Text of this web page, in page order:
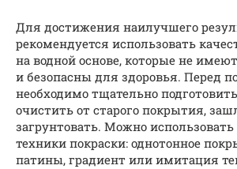
Для достижения наилучшего
рекомендуется использовать
на водной основе, которые не
и безопасны для здоровья. Перед
необходимо тщательно
очистить от старого покрытия,
загрунтовать. Можно
техники покраски: однотонное
патины, градиент или имитация